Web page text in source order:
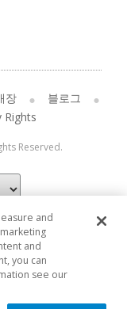
장
블로그
Rights
Reserved.
and
and
you can
see our